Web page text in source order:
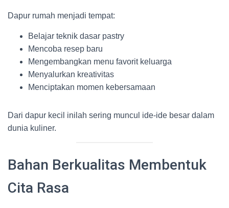
Dapur rumah menjadi tempat:
Belajar teknik dasar pastry
Mencoba resep baru
Mengembangkan menu favorit keluarga
Menyalurkan kreativitas
Menciptakan momen kebersamaan
Dari dapur kecil inilah sering muncul ide-ide besar dalam
dunia kuliner.
Bahan Berkualitas Membentuk
Cita Rasa